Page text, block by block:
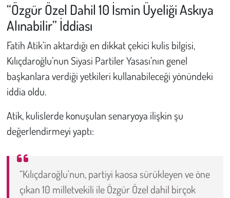
“Özgür Özel Dahil 10 İsmin Üyeliği Askıya
Alınabilir” İddiası
Fatih Atik’in aktardığı en dikkat çekici kulis bilgisi,
Kılıçdaroğlu’nun Siyasi Partiler Yasası’nın genel
başkanlara verdiği yetkileri kullanabileceği yönündeki
iddia oldu.
Atik, kulislerde konuşulan senaryoya ilişkin şu
değerlendirmeyi yaptı:
“Kılıçdaroğlu'nun, partiyi kaosa sürükleyen ve öne
çıkan 10 milletvekili ile Özgür Özel dahil birçok